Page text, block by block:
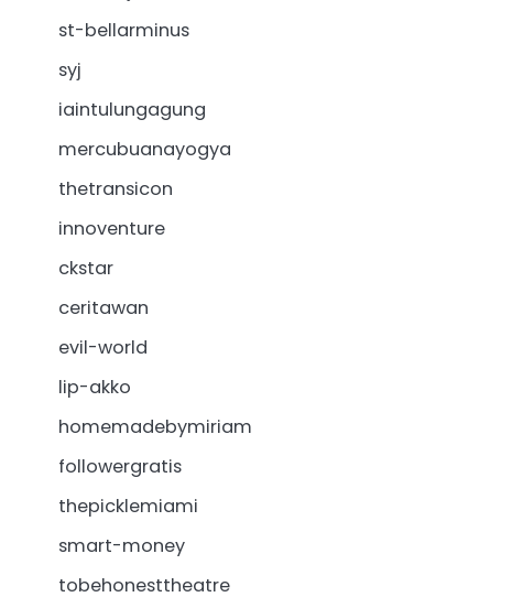
st-bellarminus
syj
iaintulungagung
mercubuanayogya
thetransicon
innoventure
ckstar
ceritawan
evil-world
lip-akko
homemadebymiriam
followergratis
thepicklemiami
smart-money
tobehonesttheatre